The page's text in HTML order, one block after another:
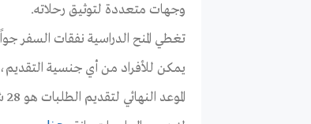
وجهات متعددة لتوثيق رحلاته.
تغطي المنح الدراسية نفقات السفر
يمكن للأفراد من أي جنسية التقديم،
الموعد النهائي لتقديم الطلبات هو 28 شباط/فبراير.